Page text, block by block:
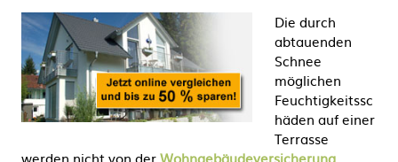
Die durch
abtauenden
Schnee
möglichen
Feuchtigkeitssc
häden auf einer
Terrasse